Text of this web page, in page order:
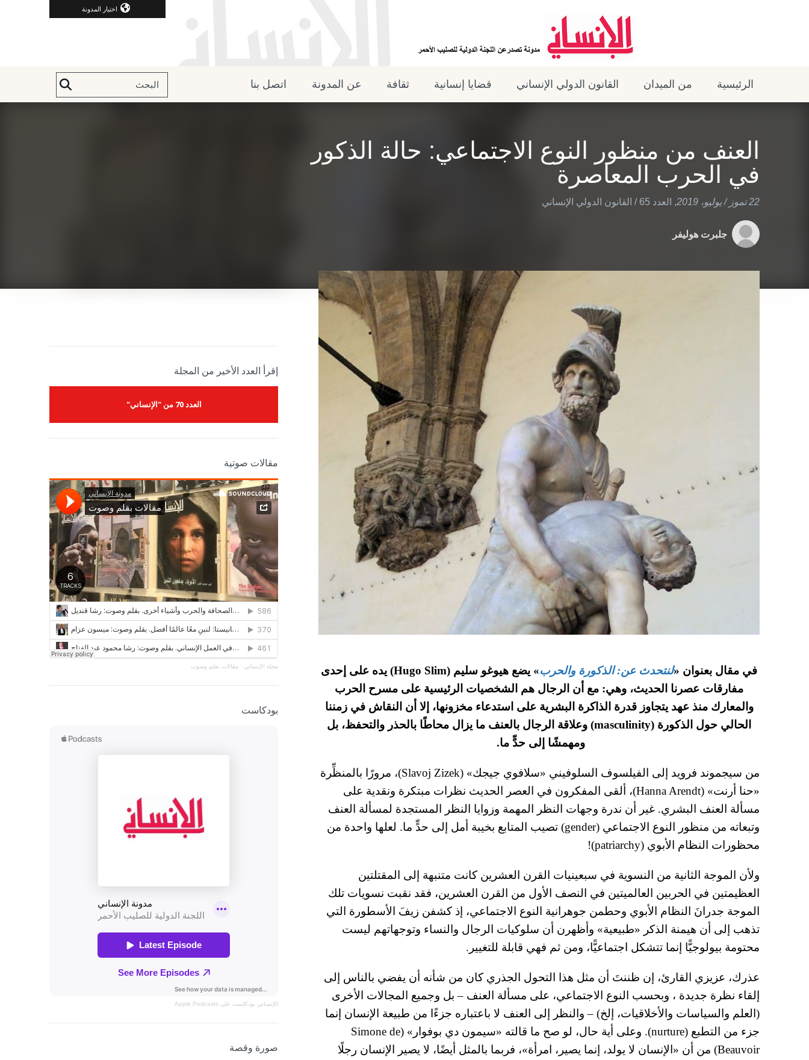
اختيار المدونة
الرئيسية من الميدان القانون الدولي الإنساني قضايا إنسانية ثقافة عن المدونة اتصل بنا
العنف من منظور النوع الاجتماعي: حالة الذكور
في الحرب المعاصرة
22 تموز / يوليو، 2019 , العدد 65 / القانون الدولي الإنساني
جلبرت هوليفر
في مقال بعنوان «لنتحدث عن: الذكورة والحرب»
يضع هيوغو سليم (Hugo Slim) يده على إحدى
مفارقات عصرنا الحديث، وهي: مع أن الرجال هم الشخصيات الرئيسية على مسرح الحرب
والمعارك منذ عهد يتجاوز قدرة الذاكرة البشرية على استدعاء مخزونها، إلا أن النقاش في زمننا
الحالي حول الذكورة (masculinity) وعلاقة الرجال بالعنف ما يزال محاطًا بالحذر والتحفظ، بل
ومهمشًا إلى حدٍّ ما.
من سيجموند فرويد إلى الفيلسوف السلوفيني «سلافوي جيجك» (Slavoj Zizek)، مرورًا بالمنظِّرة
«حنا أرنت» (Hanna Arendt)، ألقى المفكرون في العصر الحديث نظرات مبتكرة ونقدية على
مسألة العنف البشري. غير أن ندرة وجهات النظر المهمة وزوايا النظر المستجدة لمسألة العنف
وتبعاته من منظور النوع الاجتماعي (gender) تصيب المتابع بخيبة أمل إلى حدٍّ ما. لعلها واحدة من
محظورات النظام الأبوي (patriarchy)!
ولأن الموجة الثانية من النسوية في سبعينيات القرن العشرين كانت متنبهة إلى المقتلتين
العظيمتين في الحربين العالميتين في النصف الأول من القرن العشرين، فقد نقبت نسويات تلك
الموجة جدرانَ النظام الأبوي وحطمن جوهرانية النوع الاجتماعي، إذ كشفن زيفَ الأسطورة التي
تذهب إلى أن هيمنة الذكر «طبيعية» وأظهرن أن سلوكيات الرجال والنساء وتوجهاتهم ليست
محتومة بيولوجيًّا إنما تتشكل اجتماعيًّا، ومن ثم فهي قابلة للتغيير.
عذرك، عزيزي القارئ، إن ظننتَ أن مثل هذا التحول الجذري كان من شأنه أن يفضي بالناس إلى
إلقاء نظرة جديدة ، وبحسب النوع الاجتماعي، على مسألة العنف – بل وجميع المجالات الأخرى
(العلم والسياسات والأخلاقيات، إلخ) – والنظر إلى العنف لا باعتباره جزءًا من طبيعة الإنسان إنما
جزء من التطبع (nurture). وعلى أية حال، لو صح ما قالته «سيمون دي بوفوار» (Simone de
Beauvoir) من أن «الإنسان لا يولد، إنما يصير، امرأة»، فربما بالمثل أيضًا، لا يصير الإنسان رجلًا
إقرأ العدد الأخير من المجلة
العدد 70 من "الإنساني"
مقالات صوتية
مجلة الإنساني · مقالات بقلم وصوت
بودكاست
الإنساني بودكاست على Apple Podcasts
صورة وقصة